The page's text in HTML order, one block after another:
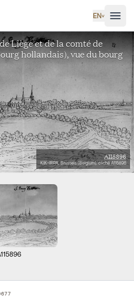
EN˅
Liège et de la comté de
hollandais), vue du bourg
A115896
KIK-IRPA, Brussels (Belgium), cliché A115896